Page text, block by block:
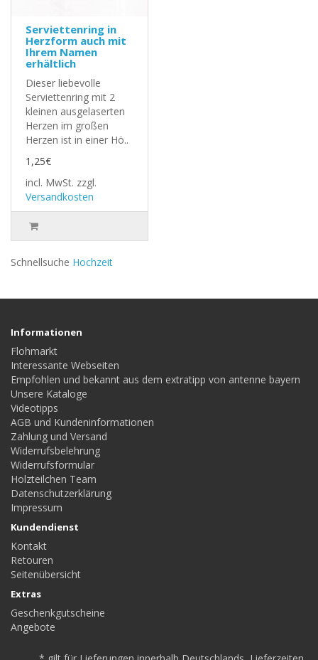
Serviettenring in
Herzform auch mit
Ihrem Namen
erhältlich
Dieser liebevolle
Serviettenring mit 2
kleinen ausgelaserten
Herzen im großen
Herzen ist in einer Hö..
1,25€
incl. MwSt. zzgl.
Versandkosten
Schnellsuche Hochzeit
Informationen
Flohmarkt
Interessante Webseiten
Empfohlen und bekannt aus dem extratipp von antenne bayern
Unsere Kataloge
Videotipps
AGB und Kundeninformationen
Zahlung und Versand
Widerrufsbelehrung
Widerrufsformular
Holzteilchen Team
Datenschutzerklärung
Impressum
Kundendienst
Kontakt
Retouren
Seitenübersicht
Extras
Geschenkgutscheine
Angebote